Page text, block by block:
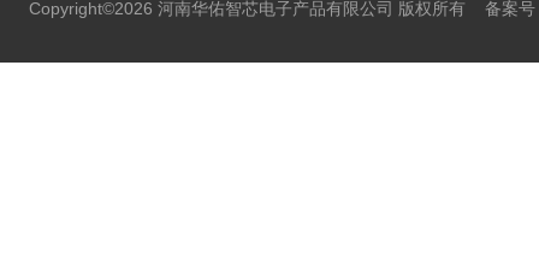
Copyright©2026 河南华佑智芯电子产品有限公司 版权所有 备案